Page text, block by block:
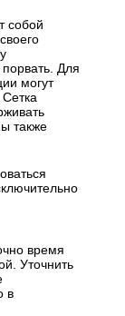
собой
Для
могут
также
время
Уточнить
в